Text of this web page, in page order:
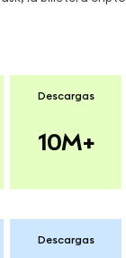
Descargas
10M+
Descargas